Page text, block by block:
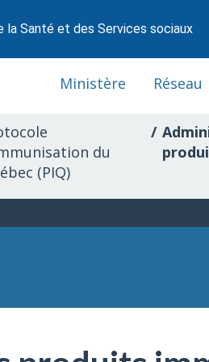
la Santé et des Services sociaux
Ministère Réseau
du
(PIQ)